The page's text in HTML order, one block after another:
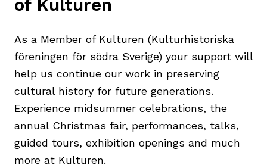
of Kulturen
As a Member of Kulturen (Kulturhistoriska
föreningen för södra Sverige) your support will
help us continue our work in preserving
cultural history for future generations.
Experience midsummer celebrations, the
annual Christmas fair, performances, talks,
guided tours, exhibition openings and much
more at Kulturen.